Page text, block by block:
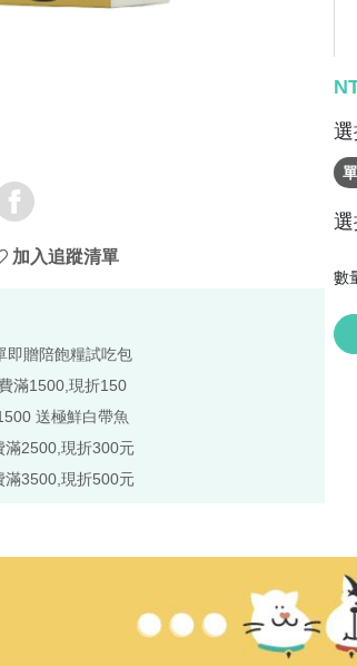
加入追蹤清單
即贈陪飽糧試吃包
滿1500,現折150
送極鮮白帶魚
滿2500,現折300元
滿3500,現折500元
數